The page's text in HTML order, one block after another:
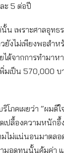
ะ 5 ต่อปี
นั้น เพราะศาลอุท
ยังไม่เพียงพอสำ
ได้จากการทำมาห
มเป็น 570,000 บ
โภคเผยว่า “ผมดี
เปลื้องความหนัก
ไม่แน่นอนมาตลอ
มอดทนนั้นคุ้มค่า